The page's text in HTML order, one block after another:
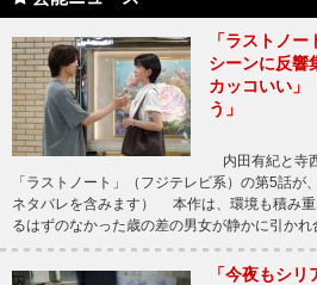
「ラストノ
シーンに反響
カッコいい」
う」
内田有紀と寺
「ラストノート」（フジテレビ系）の第5話が
ネタバレを含みます） 本作は、環境も積み
るはずのなかった歳の差の男女が静かに引か
「今夜もシ